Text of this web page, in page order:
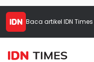
Baca artikel IDN Times